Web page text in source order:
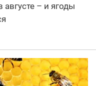
– и ягоды